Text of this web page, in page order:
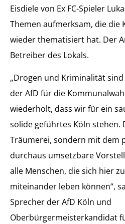
Eisdiele von Ex FC-Spieler
Themen aufmerksam, die die
wieder thematisiert hat. Der
Betreiber des Lokals.
„Drogen und Kriminalität
der AfD für die
wiederholt, dass wir für ein
solide geführtes Köln stehen.
Träumerei, sondern mit dem
durchaus umsetzbare
alle Menschen, die sich hier
miteinander leben können“,
Sprecher der AfD Köln und
Oberbürgermeisterkandidat